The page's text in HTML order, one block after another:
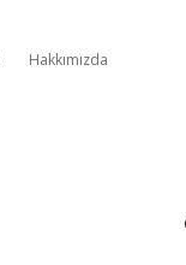
Hakkımızda